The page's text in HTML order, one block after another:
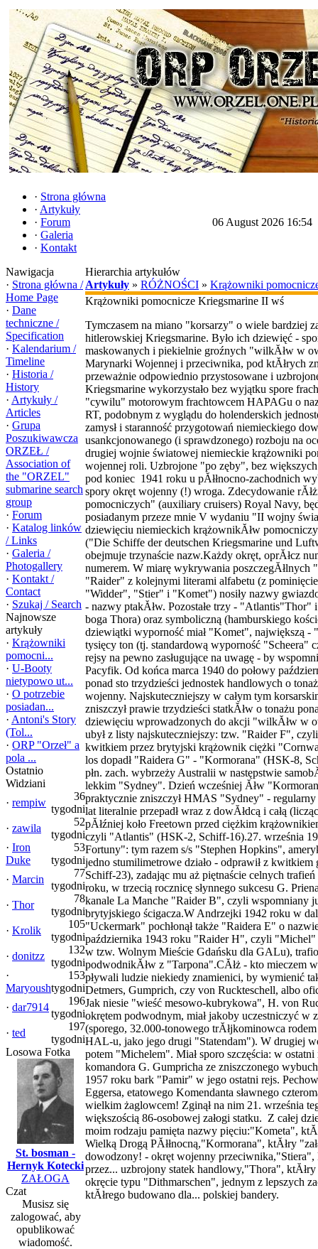
· Strona główna
· Artykuły
· Forum
· Galeria
· Kontakt
06 August 2026 16:54
Nawigacja
· Strona główna /
Home Page
· Dane
techniczne /
Specification
· Kalendarium /
Timeline
· Historia /
History
· Artykuły /
Articles
· Grupa
Poszukiwawcza
ORZEŁ /
Association of
the "ORZEL"
submarine search
group
· Forum
· Katalog linków
/ Links
· Galeria /
Photogallery
· Kontakt /
Contact
· Szukaj / Search
Najnowsze
artykuły
· Krążowniki
pomocni...
· U-Booty
nietypowo ut...
· O potrzebie
posiadan...
· Antoni's Story
(Tol...
· ORP "Orzeł" a
pola ...
Ostatnio
Widziani
· rempiw
36
tygodni
· zawila
52
tygodni
· Iron
Duke
53
tygodni
· Marcin
77
tygodni
· Thor
78
tygodni
· Krolik
105
tygodni
· donitzz
132
tygodni
·
Maryoush
153
tygodni
· dar7914
196
tygodni
· ted
197
tygodni
Losowa Fotka
St. bosman -
Hernyk Kotecki
ZAŁOGA
Czat
Musisz się
zalogować, aby
opublikować
wiadomość.
Hierarchia artykułów
Artykuły » RÓŻNOŚCI » Krążowniki
Krążowniki pomocnicze Kriegsmarine II wś
Tymczasem na miano "korsarzy" o wiele bardziej
hitlerowskiej Kriegsmarine. Było ich dziewięć -
maskowanych i piekielnie groźnych "wilkĂłw w
Marynarki Wojennej i przeciwnika, pod ktĂłrych
przeważnie odpowiednio przystosowane i
Kriegsmarine wykorzystało bez wyjątku spore
"cywilu" motorowym frachtowcem HAPAGu o
RT, podobnym z wyglądu do holenderskich
zamysł i staranność przygotowań niemieckiego
usankcjonowanego (i sprawdzonego) rozboju na
drugiej wojnie światowej niemieckie krążowniki
wojennej roli. Uzbrojone "po zęby", bez
pod koniec 1941 roku u pĂłłnocno-zachodnich
spory okręt wojenny (!) wroga. Zdecydowanie
pomocniczych" (auxiliary cruisers) Royal Navy,
posiadanym przeze mnie V wydaniu "II wojny
dziewięciu niemieckich krążownikĂłw
("Die Schiffe der deutschen Kriegsmarine und
obejmuje trzynaście nazw.Każdy okręt, oprĂłcz
numerem. W miarę wykrywania poszczegĂłlnych
"Raider" z kolejnymi literami alfabetu (z
"Widder", "Stier" i "Komet") nosiły nazwy
- nazwy ptakĂłw. Pozostałe trzy -
boga Thora) oraz symboliczną (hamburskiego
dziewiątki wyporność miał "Komet", największą -
tysięcy ton (tj. standardową wyporność
rejsy na pewno zasługujące na uwagę - by
Pacyfik. Od końca marca 1940 do połowy
ponad sto trzydzieści jednostek handlowych o
wojenny. Najskuteczniejszy w całym tym
zniszczył prawie trzydzieści statkĂłw o tonażu
dziewięciu wprowadzonych do akcji "wilkĂłw w
ubył z listy najskuteczniejszy: tzw. "Raider F",
kwitkiem przez brytyjski krążownik ciężki
los dopadł "Raidera G" - "Kormorana" (HSK-8,
płn. zach. wybrzeży Australii w następstwie
lekkim "Sydney". Dzień wcześniej Ăłw
praktycznie zniszczył HMAS "Sydney" -
lat literalnie przepadł wraz z dowĂłdcą i całą
pĂłźniej koło Freetown przed ciężkim
czyli "Atlantis" (HSK-2, Schiff-16).27. września
Fortuny": tym razem s/s "Stephen Hopkins",
jedno stumilimetrowe działo - odprawił z
Schiff-23), zadając mu aż piętnaście celnych
roku, w trzecią rocznicę słynnego sukcesu G.
kanale La Manche "Raider B", czyli wspomniany
brytyjskiego ścigacza.W Andrzejki 1942 roku w
"Uckermark" pochłonął także "Raidera E" o
października 1943 roku "Raider H", czyli
w tzw. Wolnym Mieście Gdańsku dla GALu),
podwodnikĂłw z "Tarpona".CĂłż - kto mieczem
pływali ludzie niekiedy znamienici, by wymienić
Detmers, Gumprich, czy von Ruckteschell, albo
Jak niesie "wieść mesowo-kubrykowa", H. von
okrętem podwodnym, miał jakoby uczestniczyć
(sporego, 32.000-tonowego trĂłjkominowca
HAL-u, jako jego drugi "Statendam"). W drugiej
potem "Michelem". Miał sporo szczęścia: w
komandora G. Gumpricha ze zniszczonego
1957 roku bark "Pamir" w jego ostatni rejs.
Eggersa, etatowego Komendanta sławnego
wielkim żaglowcem! Zginął na nim 21. września
większością 86-osobowej załogi statku. Z całej
moim rodzaju pamięta nazwy pięciu:"Kometa",
Wielką Drogą PĂłłnocną,"Kormorana", ktĂłry
dowodzony! - okręt wojenny
przez... uzbrojony statek handlowy,"Thora",
okręcie typu "Dithmarschen", jednym z lepszych
ktĂłrego budowano dla... polskiej bandery.